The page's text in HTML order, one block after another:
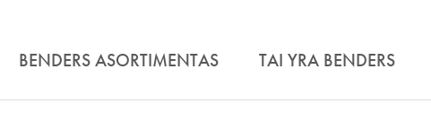
BENDERS ASORTIMENTAS TAI YRA BENDERS